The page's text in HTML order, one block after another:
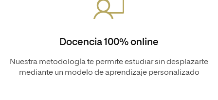
Docencia 100% online
Nuestra metodología te permite estudiar sin desplazarte
mediante un modelo de aprendizaje personalizado